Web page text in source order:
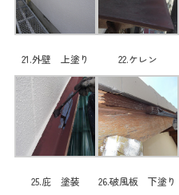
21.外壁 上塗り 22.ケレン
25.庇 塗装 26.破風板 下塗り